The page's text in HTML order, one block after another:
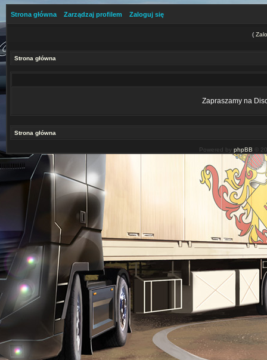
Strona główna Zarządzaj profilem Zaloguj się
(
Strona główna
Zapraszamy na
Strona główna
Powered by phpBB ©